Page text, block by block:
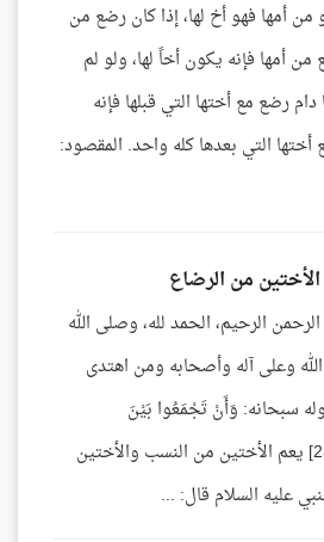
من أمها فهو أخ لها، إذا كان رضع من
أمها فإنه يكون أخاً لها، ولو لم
رضع مع أختها التي قبلها فإنه
أختها التي بعدها كله واحد. المقصود:
من الرضاع
الرحيم، الحمد لله، وصلى الله
وعلى آله وأصحابه ومن اهتدى
سبحانه: وَأَنْ تَجْمَعُوا بَيْنَ
الأُخْتَيْنِ [النساء:23] يعم الأختين من النسب والأختين
عليه السلام قال: ...